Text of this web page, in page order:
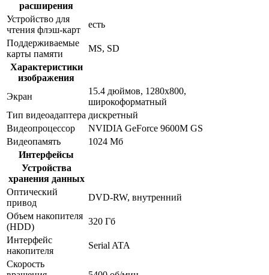
расширения
Устройство для
чтения флэш-карт
есть
Поддерживаемые
карты памяти
MS, SD
Характеристики
изображения
Экран
15.4 дюймов, 1280x800,
широкоформатный
Тип видеоадаптера дискретный
Видеопроцессор
NVIDIA GeForce 9600M GS
Видеопамять
1024 Мб
Интерфейсы
Устройства
хранения данных
Оптический
привод
DVD-RW, внутренний
Объем накопителя
(HDD)
320 Гб
Интерфейс
накопителя
Serial ATA
Скорость